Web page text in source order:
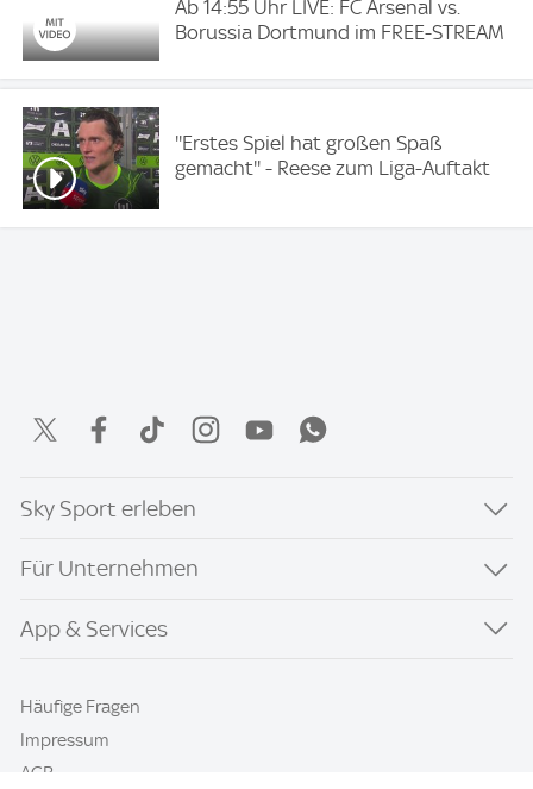
Ab 14:55 Uhr LIVE: FC Arsenal vs.
Borussia Dortmund im FREE-STREAM
''Erstes Spiel hat großen Spaß
gemacht'' - Reese zum Liga-Auftakt
Sky Sport erleben
Für Unternehmen
App & Services
Häufige Fragen
Impressum
AGB